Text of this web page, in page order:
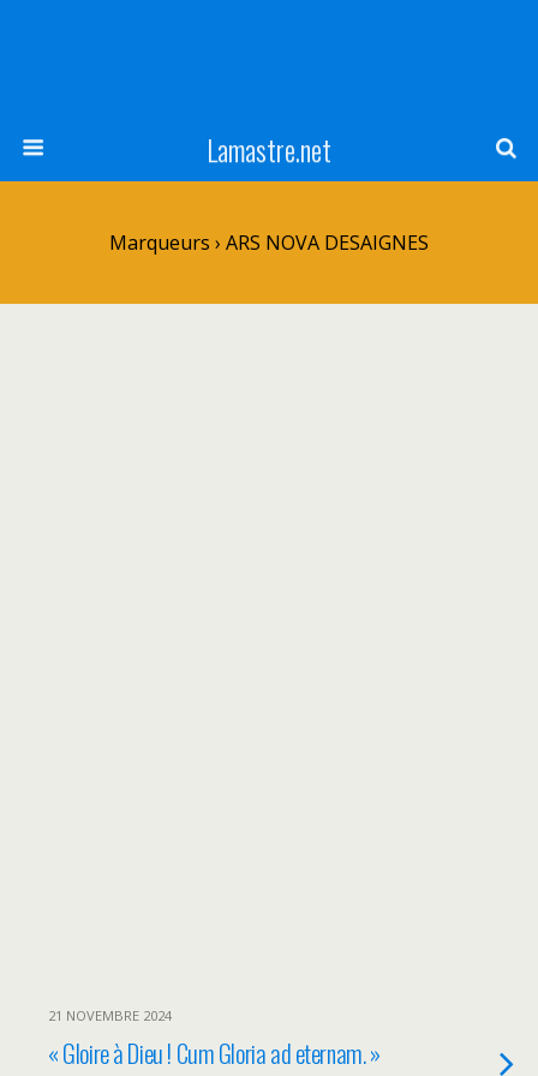
Lamastre.net
Marqueurs › ARS NOVA DESAIGNES
21 NOVEMBRE 2024
« Gloire à Dieu ! Cum Gloria ad eternam. »